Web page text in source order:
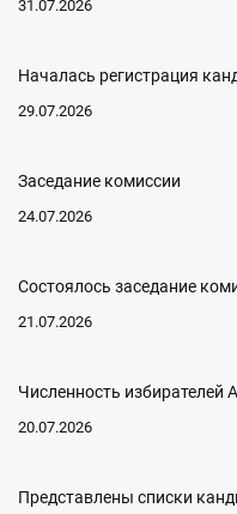
31.07.2026
Началась регистрация
29.07.2026
Заседание комиссии
24.07.2026
Состоялось заседание
21.07.2026
Численность избирателей
20.07.2026
Представлены списки